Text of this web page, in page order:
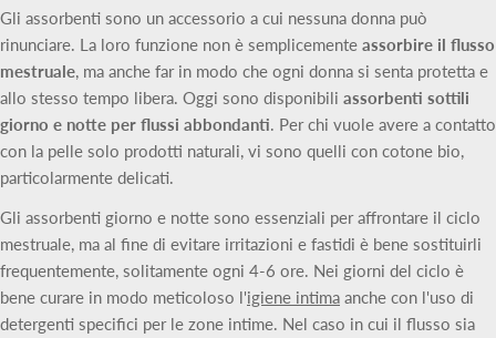
Gli assorbenti sono un accessorio a cui nessuna donna può
rinunciare. La loro funzione non è semplicemente assorbire il flusso
mestruale, ma anche far in modo che ogni donna si senta protetta e
allo stesso tempo libera. Oggi sono disponibili assorbenti sottili
giorno e notte per flussi abbondanti. Per chi vuole avere a contatto
con la pelle solo prodotti naturali, vi sono quelli con cotone bio,
particolarmente delicati.
Gli assorbenti giorno e notte sono essenziali per affrontare il ciclo
mestruale, ma al fine di evitare irritazioni e fastidi è bene sostituirli
frequentemente, solitamente ogni 4-6 ore. Nei giorni del ciclo è
bene curare in modo meticoloso l'igiene intima anche con l'uso di
detergenti specifici per le zone intime. Nel caso in cui il flusso sia